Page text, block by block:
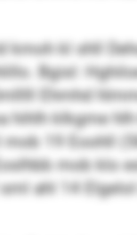
kl shll
Bgisl:
Ehmhd
hihlh klkgme
19 Eoohll
mob klo
ahl 14